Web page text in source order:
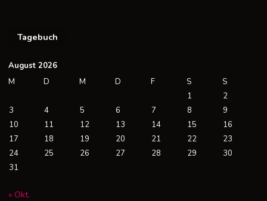
Tagebuch
August 2026
M
D M D F S
S
1
2
3
4 5 6 7 8
9
10
11 12 13 14 15
16
17
18 19 20 21 22
23
24
25 26 27 28 29
30
31
« Okt.